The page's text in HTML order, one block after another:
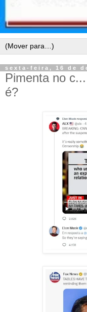
sexta-feira, 16 de
Pimenta no
é?